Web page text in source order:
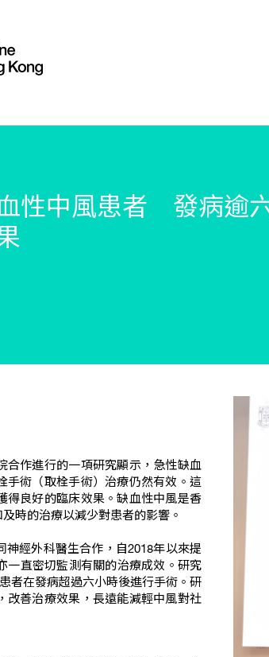
性中風患者 發病逾
合作進行的一項研究顯示，急性缺血
手術（取栓手術）治療仍然有效。這
得良好的臨床效果。缺血性中風是香
時的治療以減少對患者的影響。
經外科醫生合作，自2018年以來提
一直密切監測有關的治療成效。研究
者在發病超過六小時後進行手術。研
改善治療效果，長遠能減輕中風對社